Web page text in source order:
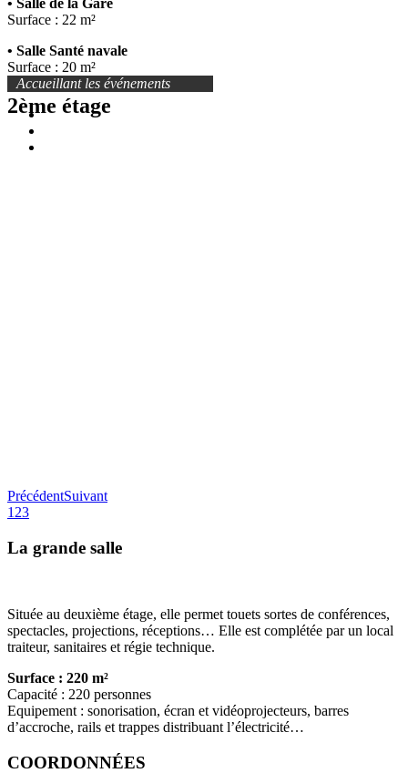
Surface : 22 m²
• Salle Santé navale
Surface : 20 m²
2ème étage
Accueillant les événements
PrécédentSuivant
1 23
La grande salle
Située au deuxième étage, elle permet touets sortes de conférences,
spectacles, projections, réceptions… Elle est complétée par un local
traiteur, sanitaires et régie technique.
Surface : 220 m²
Capacité : 220 personnes
Equipement : sonorisation, écran et vidéoprojecteurs, barres
d’accroche, rails et trappes distribuant l’électricité…
COORDONNÉES